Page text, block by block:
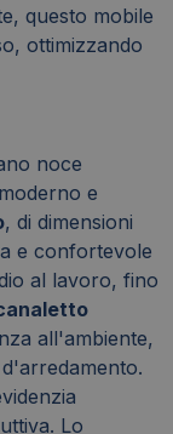
questo mobile
ottimizzando
noce
e
, di dimensioni
e confortevole
al lavoro, fino
all'ambiente,
Lo